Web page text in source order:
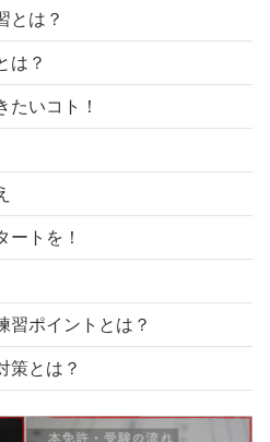
とは？
は？
たいコト！
ートを！
習ポイントとは？
策とは？